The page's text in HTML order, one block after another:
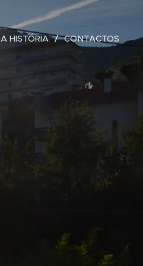
A HISTÓRIA CONTACTOS